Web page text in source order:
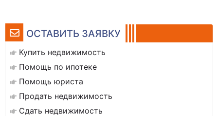
ОСТАВИТЬ ЗАЯВКУ
Купить недвижимость
Помощь по ипотеке
Помощь юриста
Продать недвижимость
Сдать недвижимость